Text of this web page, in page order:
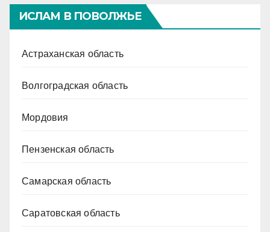
ИСЛАМ В ПОВОЛЖЬЕ
Астраханская область
Волгоградская область
Мордовия
Пензенская область
Самарская область
Саратовская область